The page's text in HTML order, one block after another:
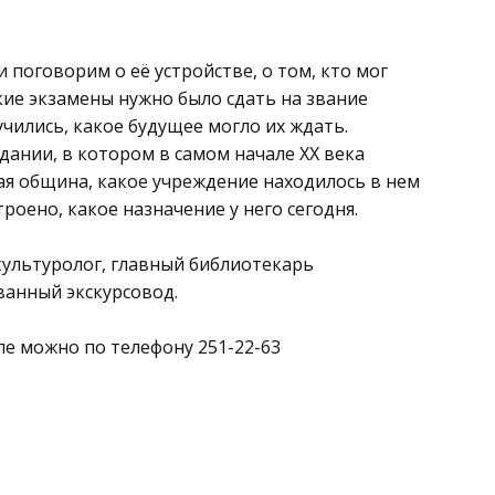
поговорим о её устройстве, о том, кто мог
экзамены нужно было сдать на звание
какое будущее могло их ждать.
в котором в самом начале XX века
община, какое учреждение находилось в нем
какое назначение у него сегодня.
главный библиотекарь
экскурсовод.
можно по телефону 251-22-63